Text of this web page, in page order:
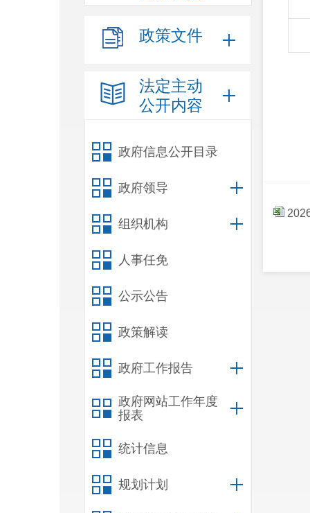
政策文件
法定主动
公开内容
政府信息公开目录
政府领导
组织机构
人事任免
公示公告
政策解读
政府工作报告
政府网站工作年度
报表
统计信息
规划计划